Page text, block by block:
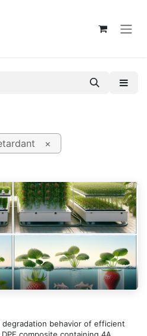
×
degradation behavior of efficient